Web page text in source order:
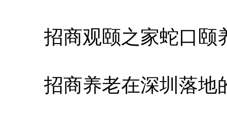
招商观颐之家蛇口颐
招商养老在深圳落地